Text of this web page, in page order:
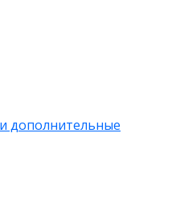
дополнительные